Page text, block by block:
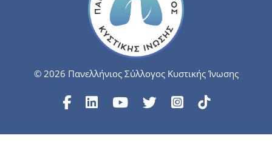
© 2026 Πανελλήνιος Σύλλογος Κυστικής Ίνωσης